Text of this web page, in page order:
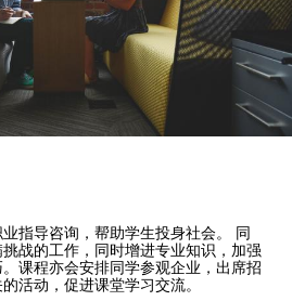
指导咨询，帮助学生投身社会。 同
战的工作，同时增进专业知识，加强
课程亦会安排同学参观企业，出席招
活动，促进课堂学习交流。